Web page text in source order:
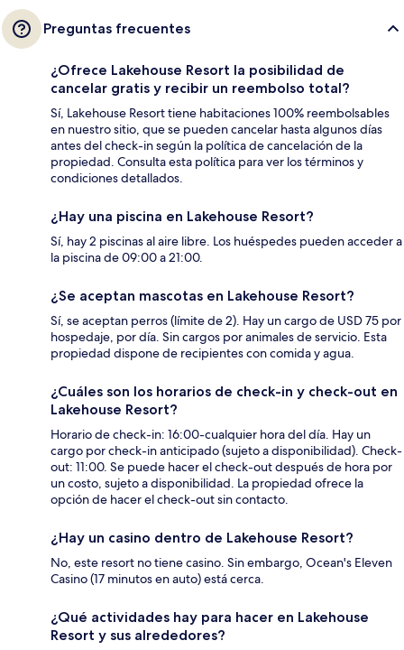
Preguntas frecuentes
¿Ofrece Lakehouse Resort la posibilidad de
cancelar gratis y recibir un reembolso total?
Sí, Lakehouse Resort tiene habitaciones 100% reembolsables
en nuestro sitio, que se pueden cancelar hasta algunos días
antes del check-in según la política de cancelación de la
propiedad. Consulta esta política para ver los términos y
condiciones detallados.
¿Hay una piscina en Lakehouse Resort?
Sí, hay 2 piscinas al aire libre. Los huéspedes pueden acceder a
la piscina de 09:00 a 21:00.
¿Se aceptan mascotas en Lakehouse Resort?
Sí, se aceptan perros (límite de 2). Hay un cargo de USD 75 por
hospedaje, por día. Sin cargos por animales de servicio. Esta
propiedad dispone de recipientes con comida y agua.
¿Cuáles son los horarios de check-in y check-out en
Lakehouse Resort?
Horario de check-in: 16:00-cualquier hora del día. Hay un
cargo por check-in anticipado (sujeto a disponibilidad). Check-
out: 11:00. Se puede hacer el check-out después de hora por
un costo, sujeto a disponibilidad. La propiedad ofrece la
opción de hacer el check-out sin contacto.
¿Hay un casino dentro de Lakehouse Resort?
No, este resort no tiene casino. Sin embargo, Ocean's Eleven
Casino (17 minutos en auto) está cerca.
¿Qué actividades hay para hacer en Lakehouse
Resort y sus alrededores?